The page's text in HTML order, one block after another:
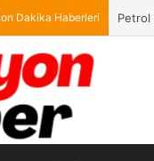
Dakika Haberleri